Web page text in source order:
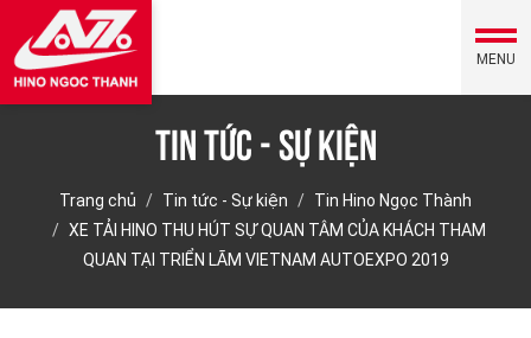
MENU
Tin tức - Sự kiện
Trang chủ Tin tức - Sự kiện
Tin Hino Ngọc Thành
XE TẢI HINO THU HÚT SỰ QUAN TÂM CỦA KHÁCH THAM
QUAN TẠI TRIỂN LÃM VIETNAM AUTOEXPO 2019